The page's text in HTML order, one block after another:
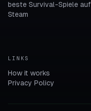
beste Survival-Spiele auf
Steam
LINKS
How it works
Privacy Policy